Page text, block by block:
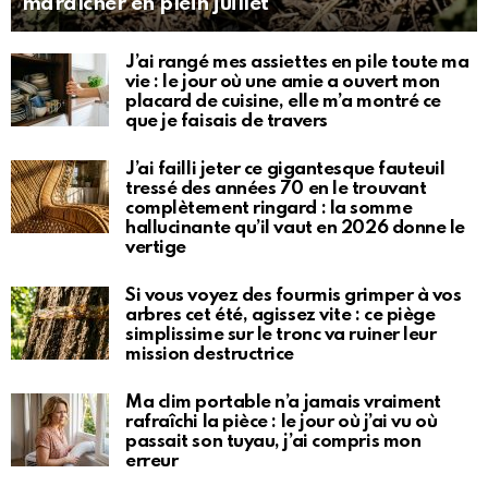
J’ai rangé mes assiettes en pile toute ma
vie : le jour où une amie a ouvert mon
placard de cuisine, elle m’a montré ce
que je faisais de travers
J’ai failli jeter ce gigantesque fauteuil
tressé des années 70 en le trouvant
complètement ringard : la somme
hallucinante qu’il vaut en 2026 donne le
vertige
Si vous voyez des fourmis grimper à vos
arbres cet été, agissez vite : ce piège
simplissime sur le tronc va ruiner leur
mission destructrice
Ma clim portable n’a jamais vraiment
rafraîchi la pièce : le jour où j’ai vu où
passait son tuyau, j’ai compris mon
erreur